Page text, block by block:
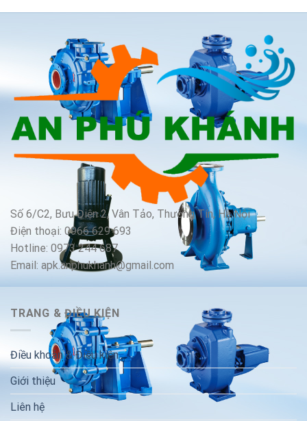
Số 6/C2, Bưu Điện 2, Vân Tảo, Thường Tín, Hà Nội
Điện thoại: 0966 629 693
Hotline: 0973 244 687
Email: apk.anphukhanh@gmail.com
TRANG & ĐIỀU KIỆN
Điều khoản & Điều kiện
Giới thiệu
Liên hệ